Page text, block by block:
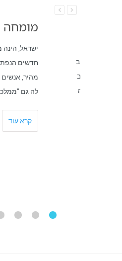
מומחה
ישראל, הינה
חדשים
מהיר, אנשים
לה גם
קרא עוד
הינו רחב
אמנם חשוב
שמנוסח בצורה